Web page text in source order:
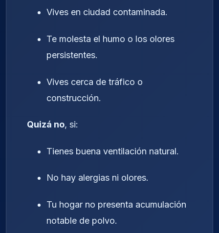
Vives en ciudad contaminada.
Te molesta el humo o los olores
persistentes.
Vives cerca de tráfico o
construcción.
Quizá no, si:
Tienes buena ventilación natural.
No hay alergias ni olores.
Tu hogar no presenta acumulación
notable de polvo.